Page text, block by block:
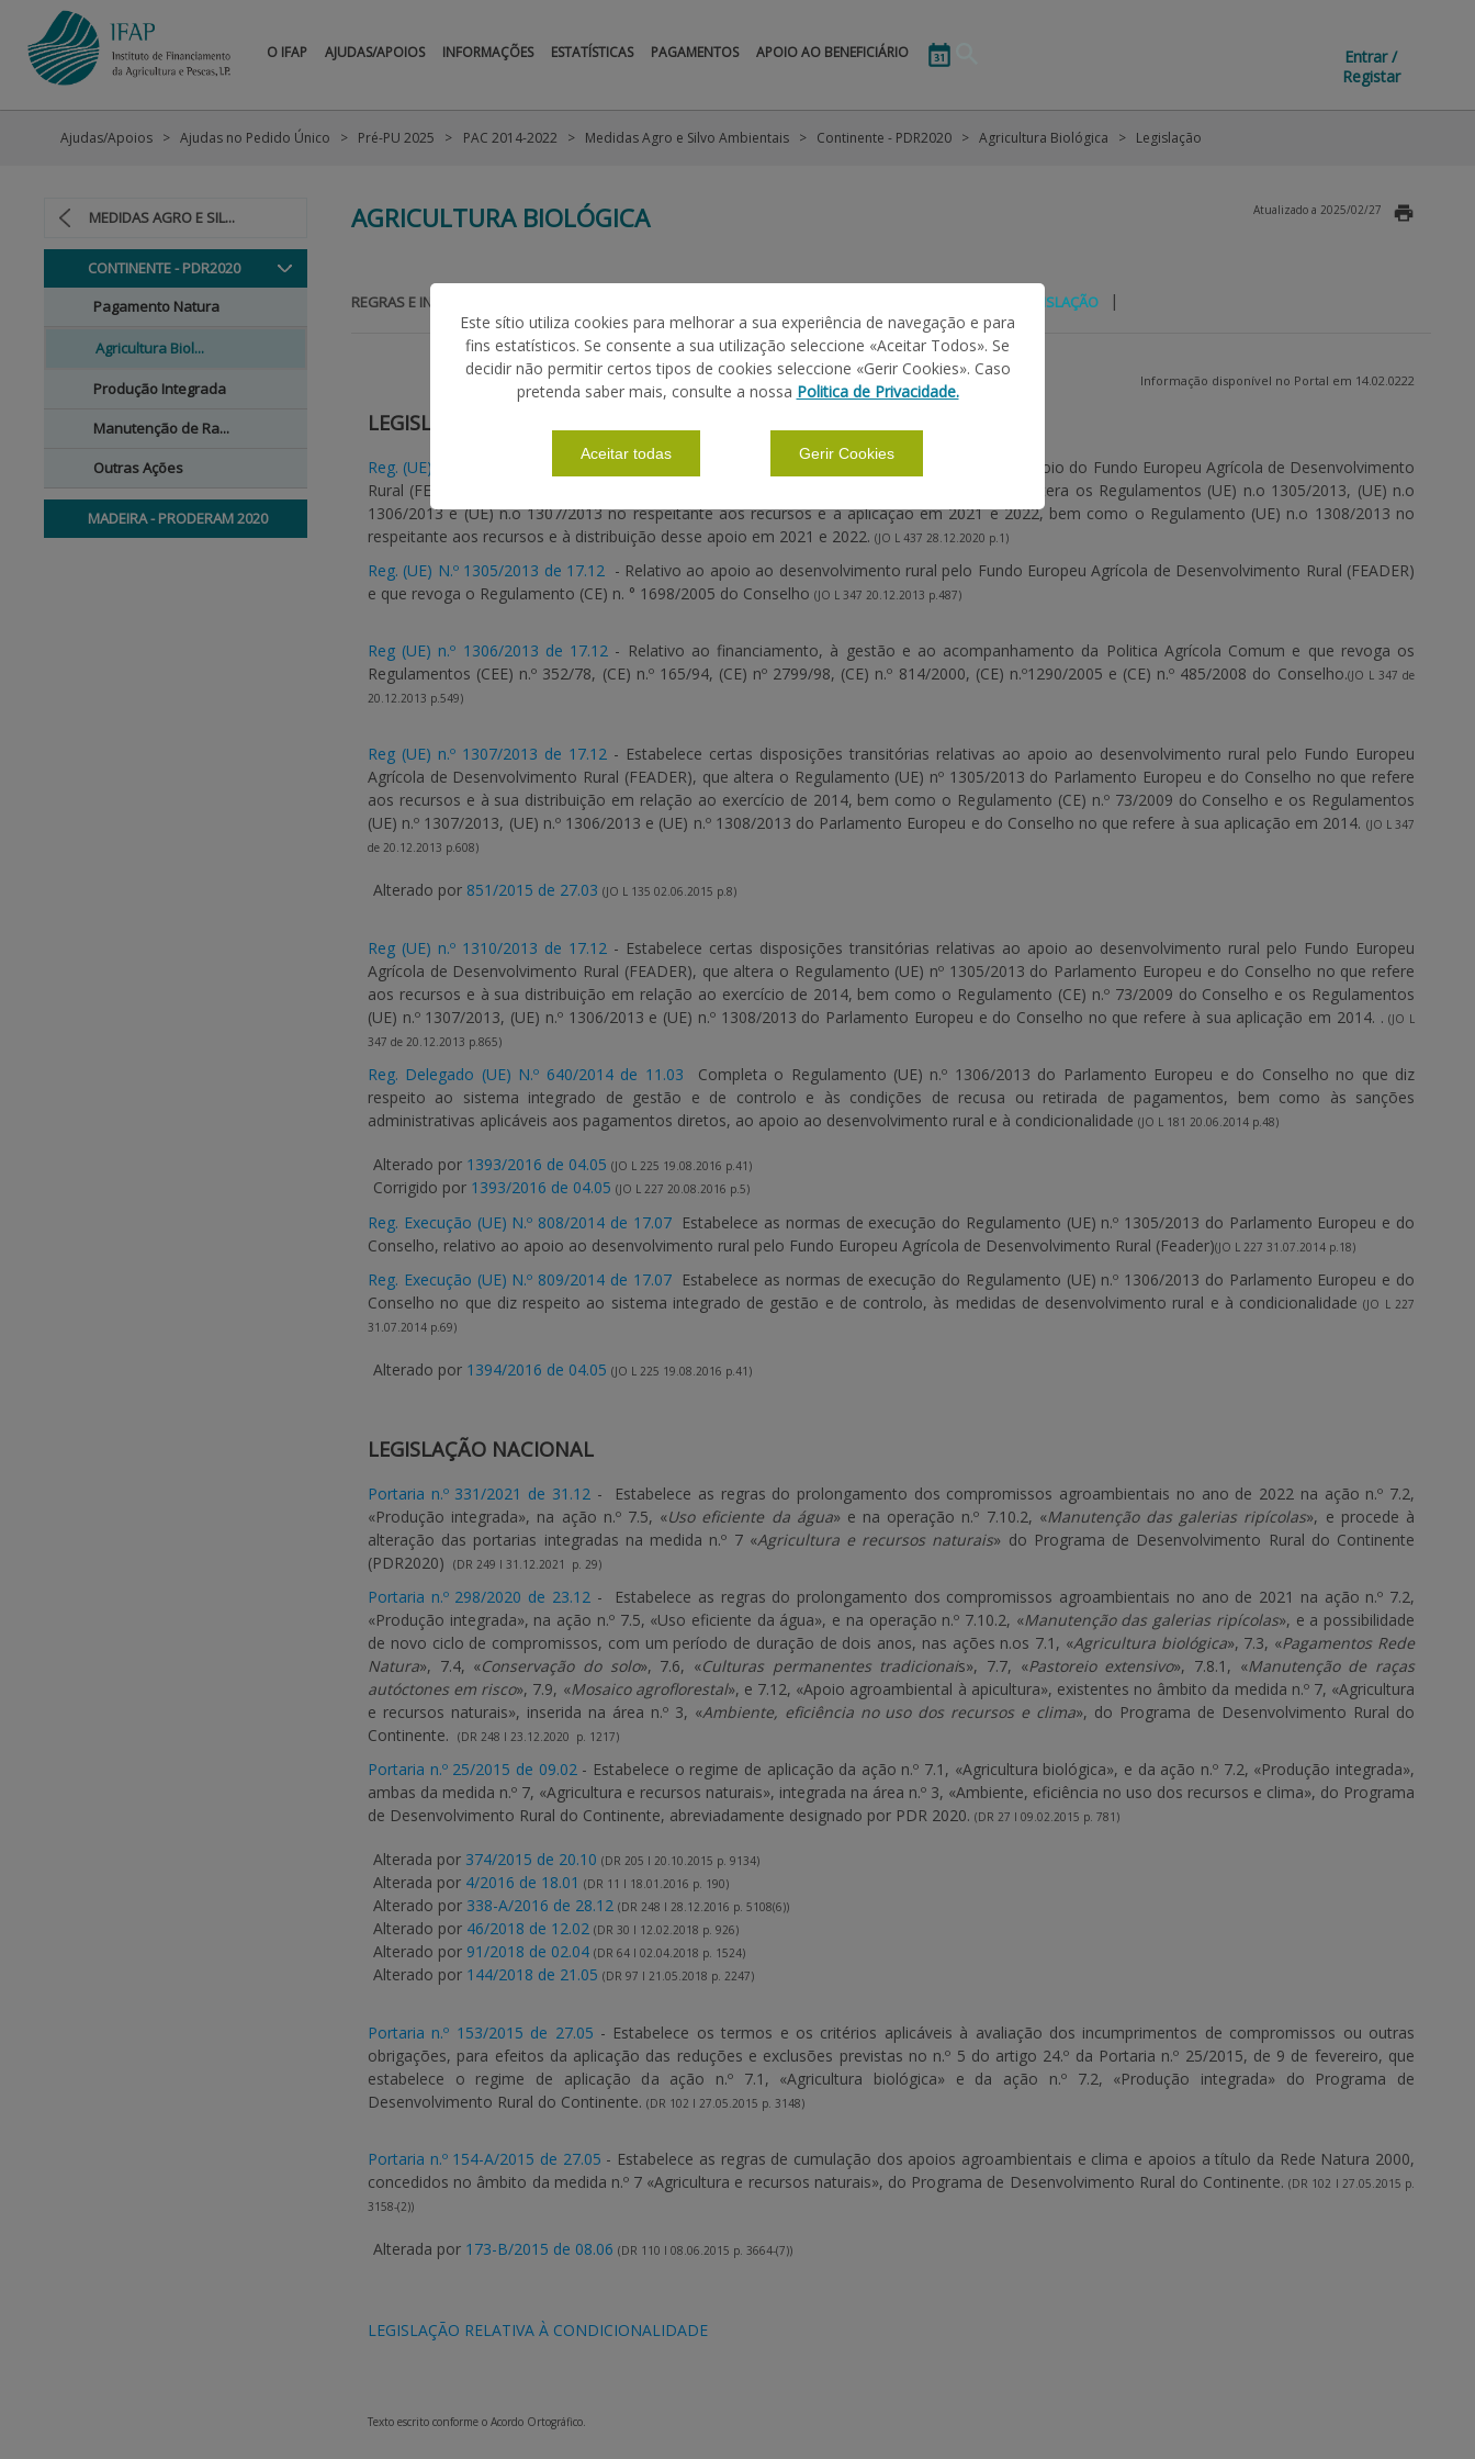
O IFAP AJUDAS/APOIOS INFORMAÇÕES ESTATÍSTICAS PAGAMENTOS APOIO AO BENEFICIÁRIO
Entrar /
Registar
MEDIDAS AGRO E SIL...
CONTINENTE - PDR2020
Pagamento Natura
Agricultura Biol...
Produção Integrada
Manutenção de Ra...
Outras Ações
MADEIRA - PRODERAM 2020
Ajudas/Apoios Ajudas no Pedido Único Pré-PU 2025 PAC 2014-2022 Medidas Agro e Silvo Ambientais Continente - PDR2020 Agricultura Biológica Legislação
AGRICULTURA BIOLÓGICA
REGRAS E INFORMAÇÕES BÁSICAS LEGISLAÇÃO |
Atualizado a 2025/02/27
Informação disponível no Portal em 14.02.0222
LEGISLAÇÃO COMUNITÁRIA
Reg. (UE) N.º 2220/2020 de 28.12
stabelece determinadas disposições transitórias para o apoio do Fundo Europeu Agrícola de Desenvolvimento
Rural (FEADER) e do Fundo Europeu Agrícola de Garantia (FEAGA) em 2021 e 2022 e que altera os Regulamentos (UE) n.o 1305/2013, (UE) n.o
1306/2013 e (UE) n.o 1307/2013 no respeitante aos recursos e à aplicação em 2021 e 2022, bem como o Regulamento (UE) n.o 1308/2013 no
respeitante aos recursos e à distribuição desse apoio em 2021 e 2022. (JO L 437 28.12.2020 p.1)
Reg. (UE) N.º 1305/2013 de 17.12- Relativo ao apoio ao desenvolvimento rural pelo Fundo Europeu Agrícola de Desenvolvimento Rural (FEADER)
e que revoga o Regulamento (CE) n. ° 1698/2005 do Conselho (JO L 347 20.12.2013 p.487)
Reg (UE) n.º 1306/2013 de 17.12 - Relativo ao financiamento, à gestão e ao acompanhamento da Politica Agrícola Comum e que revoga os
Regulamentos (CEE) n.º 352/78, (CE) n.º 165/94, (CE) nº 2799/98, (CE) n.º 814/2000, (CE) n.º1290/2005 e (CE) n.º 485/2008 do Conselho.(JO L 347 de
20.12.2013 p.549)
Reg (UE) n.º 1307/2013 de 17.12 - Estabelece certas disposições transitórias relativas ao apoio ao desenvolvimento rural pelo Fundo Europeu
Agrícola de Desenvolvimento Rural (FEADER), que altera o Regulamento (UE) nº 1305/2013 do Parlamento Europeu e do Conselho no que refere
aos recursos e à sua distribuição em relação ao exercício de 2014, bem como o Regulamento (CE) n.º 73/2009 do Conselho e os Regulamentos
(UE) n.º 1307/2013, (UE) n.º 1306/2013 e (UE) n.º 1308/2013 do Parlamento Europeu e do Conselho no que refere à sua aplicação em 2014. (JO L 347
de 20.12.2013 p.608)
Alterado por 851/2015 de 27.03 (JO L 135 02.06.2015 p.8)
Reg (UE) n.º 1310/2013 de 17.12 - Estabelece certas disposições transitórias relativas ao apoio ao desenvolvimento rural pelo Fundo Europeu
Agrícola de Desenvolvimento Rural (FEADER), que altera o Regulamento (UE) nº 1305/2013 do Parlamento Europeu e do Conselho no que refere
aos recursos e à sua distribuição em relação ao exercício de 2014, bem como o Regulamento (CE) n.º 73/2009 do Conselho e os Regulamentos
(UE) n.º 1307/2013, (UE) n.º 1306/2013 e (UE) n.º 1308/2013 do Parlamento Europeu e do Conselho no que refere à sua aplicação em 2014. .(JO L
347 de 20.12.2013 p.865)
Reg. Delegado (UE) N.º 640/2014 de 11.03 Completa o Regulamento (UE) n.º 1306/2013 do Parlamento Europeu e do Conselho no que diz
respeito ao sistema integrado de gestão e de controlo e às condições de recusa ou retirada de pagamentos, bem como às sanções
administrativas aplicáveis aos pagamentos diretos, ao apoio ao desenvolvimento rural e à condicionalidade (JO L 181 20.06.2014 p.48)
Alterado por 1393/2016 de 04.05 (JO L 225 19.08.2016 p.41)
Corrigido por 1393/2016 de 04.05 (JO L 227 20.08.2016 p.5)
Reg. Execução (UE) N.º 808/2014 de 17.07Estabelece as normas de execução do Regulamento (UE) n.º 1305/2013 do Parlamento Europeu e do
Conselho, relativo ao apoio ao desenvolvimento rural pelo Fundo Europeu Agrícola de Desenvolvimento Rural (Feader)(JO L 227 31.07.2014 p.18)
Reg. Execução (UE) N.º 809/2014 de 17.07Estabelece as normas de execução do Regulamento (UE) n.º 1306/2013 do Parlamento Europeu e do
Conselho no que diz respeito ao sistema integrado de gestão e de controlo, às medidas de desenvolvimento rural e à condicionalidade(JO L 227
31.07.2014 p.69)
Alterado por 1394/2016 de 04.05 (JO L 225 19.08.2016 p.41)
LEGISLAÇÃO NACIONAL
Portaria n.º 331/2021 de 31.12- Estabelece as regras do prolongamento dos compromissos agroambientais no ano de 2022 na ação n.º 7.2,
«Produção integrada», na ação n.º 7.5, «Uso eficiente da água» e na operação n.º 7.10.2, «Manutenção das galerias ripícolas», e procede à
alteração das portarias integradas na medida n.º 7 «Agricultura e recursos naturais» do Programa de Desenvolvimento Rural do Continente
(PDR2020)
(DR 249 I 31.12.2021 p. 29)
Portaria n.º 298/2020 de 23.12- Estabelece as regras do prolongamento dos compromissos agroambientais no ano de 2021 na ação n.º 7.2,
«Produção integrada», na ação n.º 7.5, «Uso eficiente da água», e na operação n.º 7.10.2, «Manutenção das galerias ripícolas», e a possibilidade
de novo ciclo de compromissos, com um período de duração de dois anos, nas ações n.os 7.1, «Agricultura biológica», 7.3, «Pagamentos Rede
Natura», 7.4, «Conservação do solo», 7.6, «Culturas permanentes tradicionais», 7.7, «Pastoreio extensivo», 7.8.1, «Manutenção de raças
autóctones em risco», 7.9, «Mosaico agroflorestal», e 7.12, «Apoio agroambiental à apicultura», existentes no âmbito da medida n.º 7, «Agricultura
e recursos naturais», inserida na área n.º 3, «Ambiente, eficiência no uso dos recursos e clima», do Programa de Desenvolvimento Rural do
Continente.
(DR 248 I 23.12.2020 p. 1217)
Portaria n.º 25/2015 de 09.02- Estabelece o regime de aplicação da ação n.º 7.1, «Agricultura biológica», e da ação n.º 7.2, «Produção integrada»,
ambas da medida n.º 7, «Agricultura e recursos naturais», integrada na área n.º 3, «Ambiente, eficiência no uso dos recursos e clima», do Programa
de Desenvolvimento Rural do Continente, abreviadamente designado por PDR 2020. (DR 27 I 09.02.2015 p. 781)
Alterada por 374/2015 de 20.10 (DR 205 I 20.10.2015 p. 9134)
Alterada por 4/2016 de 18.01 (DR 11 I 18.01.2016 p. 190)
Alterado por 338-A/2016 de 28.12 (DR 248 I 28.12.2016 p. 5108(6))
Alterado por 46/2018 de 12.02 (DR 30 I 12.02.2018 p. 926)
Alterado por 91/2018 de 02.04 (DR 64 I 02.04.2018 p. 1524)
Alterado por 144/2018 de 21.05 (DR 97 I 21.05.2018 p. 2247)
Portaria n.º 153/2015 de 27.05 - Estabelece os termos e os critérios aplicáveis à avaliação dos incumprimentos de compromissos ou outras
obrigações, para efeitos da aplicação das reduções e exclusões previstas no n.º 5 do artigo 24.º da Portaria n.º 25/2015, de 9 de fevereiro, que
estabelece o regime de aplicação da ação n.º 7.1, «Agricultura biológica» e da ação n.º 7.2, «Produção integrada» do Programa de
Desenvolvimento Rural do Continente. (DR 102 I 27.05.2015 p. 3148)
Portaria n.º 154-A/2015 de 27.05 - Estabelece as regras de cumulação dos apoios agroambientais e clima e apoios a título da Rede Natura 2000,
concedidos no âmbito da medida n.º 7 «Agricultura e recursos naturais», do Programa de Desenvolvimento Rural do Continente.(DR 102 I 27.05.2015 p.
3158-(2))
Alterada por 173-B/2015 de 08.06 (DR 110 I 08.06.2015 p. 3664-(7))
LEGISLAÇÃO RELATIVA À CONDICIONALIDADE
Texto escrito conforme o Acordo Ortográfico.
Este sítio utiliza cookies para melhorar a sua experiência de navegação e para
fins estatísticos. Se consente a sua utilização seleccione «Aceitar Todos». Se
decidir não permitir certos tipos de cookies seleccione «Gerir Cookies». Caso
pretenda saber mais, consulte a nossa Politica de Privacidade.
Aceitar todas Gerir Cookies